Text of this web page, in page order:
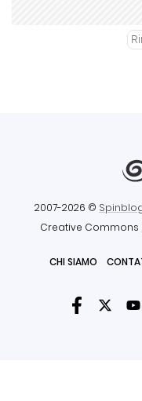
2007-2026 ©
Creative Commons
CHI SIAMO